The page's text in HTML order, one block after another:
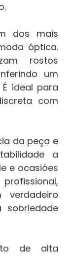
dos mais
óptica.
rostos
um
ideal para
com
da peça e
a
e ocasiões
verdadeiro
sobriedade
de alta